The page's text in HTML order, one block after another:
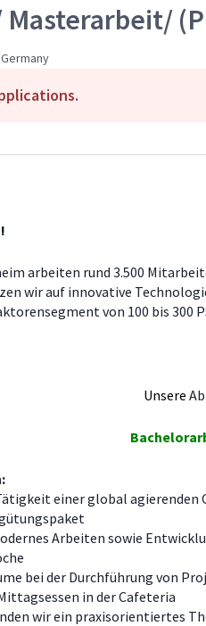
arbeiten rund 3.500
wir auf innovative
von 100 bis 300
Unsere
einer global
Arbeiten sowie
bei der Durchführung von
in der Cafeteria
wir ein praxisorientiertes